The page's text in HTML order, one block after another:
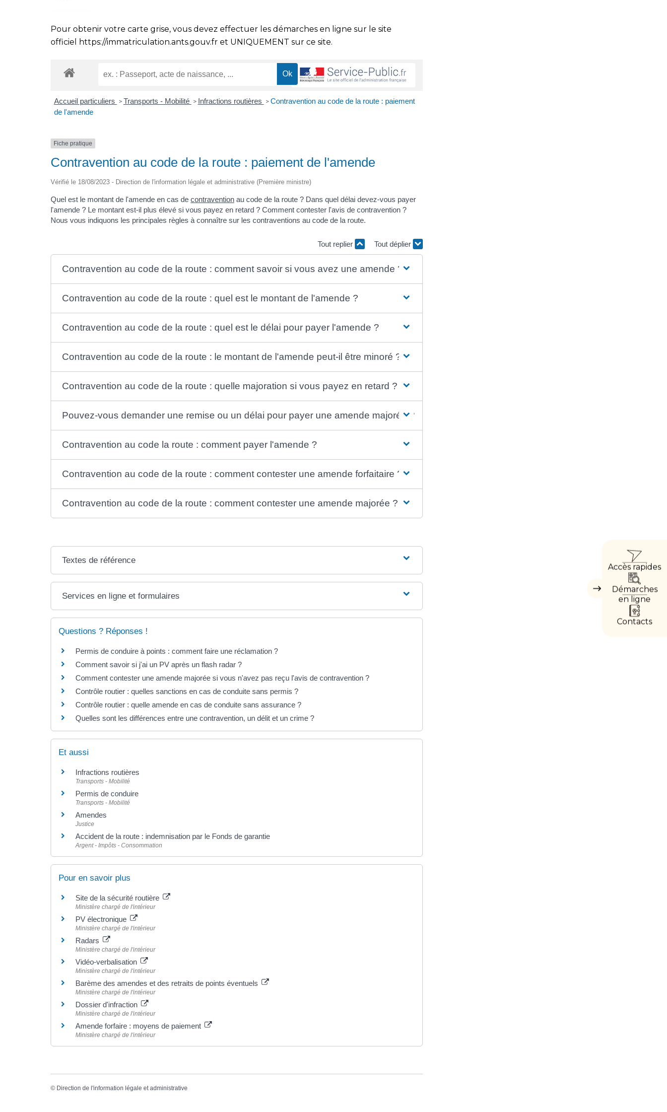
Masquer
Accès rapides
Démarches
en ligne
Contacts
Pour obtenir votre carte grise, vous devez effectuer les démarches en ligne sur le site
officiel
https://immatriculation.ants.gouv.fr et UNIQUEMENT sur ce site.
Accueil particuliers > Transports - Mobilité > Infractions routières > Contravention au code de la route : paiement
de l'amende
Fiche pratique
Contravention au code de la route : paiement de l'amende
Vérifié le 18/08/2023 - Direction de l'information légale et administrative (Première ministre)
Quel est le montant de l'amende en cas de contravention au code de la route ? Dans quel délai devez-vous payer
l'amende ? Le montant est-il plus élevé si vous payez en retard ? Comment contester l'avis de contravention ?
Nous vous indiquons les principales règles à connaître sur les contraventions au code de la route.
Tout replier Tout déplier
Contravention au code de la route : comment savoir si vous avez une amende ?
Contravention au code de la route : quel est le montant de l'amende ?
Contravention au code de la route : quel est le délai pour payer l'amende ?
Contravention au code de la route : le montant de l'amende peut-il être minoré ?
Contravention au code de la route : quelle majoration si vous payez en retard ?
Pouvez-vous demander une remise ou un délai pour payer une amende majorée ?
Contravention au code la route : comment payer l'amende ?
Contravention au code de la route : comment contester une amende forfaitaire ?
Contravention au code de la route : comment contester une amende majorée ?
Textes de référence
Services en ligne et formulaires
Questions ? Réponses !
Permis de conduire à points : comment faire une réclamation ?
Comment savoir si j'ai un PV après un flash radar ?
Comment contester une amende majorée si vous n'avez pas reçu l'avis de contravention ?
Contrôle routier : quelles sanctions en cas de conduite sans permis ?
Contrôle routier : quelle amende en cas de conduite sans assurance ?
Quelles sont les différences entre une contravention, un délit et un crime ?
Et aussi
Infractions routières
Transports - Mobilité
Permis de conduire
Transports - Mobilité
Amendes
Justice
Accident de la route : indemnisation par le Fonds de garantie
Argent - Impôts - Consommation
Pour en savoir plus
Site de la sécurité routière
Ministère chargé de l'intérieur
PV électronique
Ministère chargé de l'intérieur
Radars
Ministère chargé de l'intérieur
Vidéo-verbalisation
Ministère chargé de l'intérieur
Barème des amendes et des retraits de points éventuels
Ministère chargé de l'intérieur
Dossier d'infraction
Ministère chargé de l'intérieur
Amende forfaire : moyens de paiement
Ministère chargé de l'intérieur
© Direction de l'information légale et administrative